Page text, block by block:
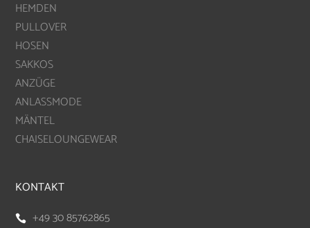
HEMDEN
PULLOVER
HOSEN
SAKKOS
ANZÜGE
ANLASSMODE
MÄNTEL
CHAISELOUNGEWEAR
KONTAKT
 +49 30 85762865